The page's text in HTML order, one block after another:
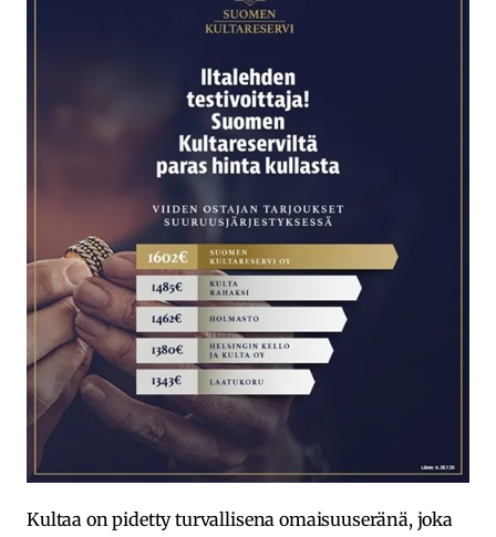
Kultaa on pidetty turvallisena omaisuuseränä, joka